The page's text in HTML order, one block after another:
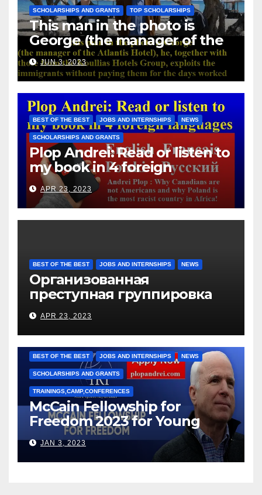
SCHOLARSHIPS AND GRANTS TOP SCHOLARSHIPS
This man in the photo is
George (the manager of the
Atlantis Hotel), he, together
with those from the Koullias
Hotels Group, exploits the
immigrants without paying
them for the days worked
JUN 3, 2023
BEST OF THE BEST JOBS AND INTERNSHIPS NEWS
SCHOLARSHIPS AND GRANTS
Plop Andrei: Read or listen to
my book in 4 foreign
languages
APR 23, 2023
BEST OF THE BEST JOBS AND INTERNSHIPS NEWS
Организованная
преступная группировка
под руководством Игоря
Рижкова (Ryzhkov Ihor) и
Марии Соколовой
APR 23, 2023
BEST OF THE BEST JOBS AND INTERNSHIPS NEWS
SCHOLARSHIPS AND GRANTS
TRAININGS,CAMP,CONFERENCES
McCain Fellowship for
Freedom 2023 for Young
Leaders
JAN 3, 2023